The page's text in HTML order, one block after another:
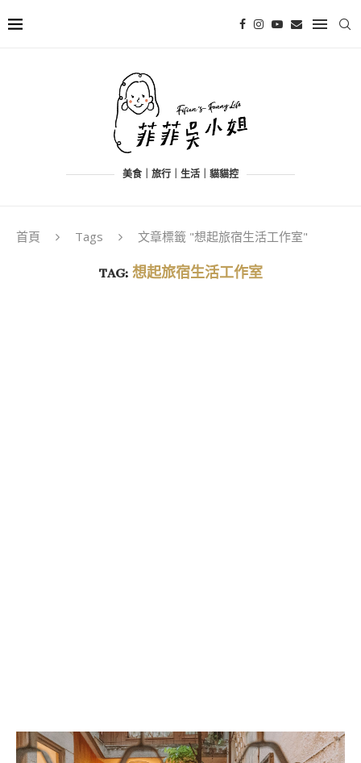
美食｜旅行｜生活｜貓貓控
首頁 Tags 文章標籤 "想起旅宿生活工作室"
TAG:想起旅宿生活工作室